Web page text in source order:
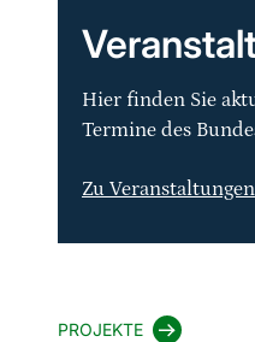
Hier finden Sie
Termine des
Zu Veranstaltungen
PROJEKTE